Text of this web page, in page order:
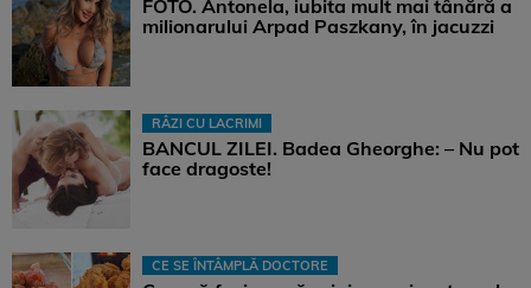
FOTO. Antonela, iubita mult mai tânără a
milionarului Arpad Paszkany, în jacuzzi
RÂZI CU LACRIMI
BANCUL ZILEI. Badea Gheorghe: – Nu pot
face dragoste!
CE SE ÎNTÂMPLĂ DOCTORE